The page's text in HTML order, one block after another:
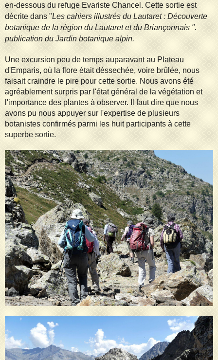
en-dessous du refuge Evariste Chancel. Cette sortie est
décrite dans "Les cahiers illustrés du Lautaret : Découverte
botanique de la région du Lautaret et du Briançonnais ".
publication du Jardin botanique alpin.
Une excursion peu de temps auparavant au Plateau
d'Emparis, où la flore était déssechée, voire brûlée, nous
faisait craindre le pire pour cette sortie. Nous avons été
agréablement surpris par l'état général de la végétation et
l'importance des plantes à observer. Il faut dire que nous
avons pu nous appuyer sur l'expertise de plusieurs
botanistes confirmés parmi les huit participants à cette
superbe sortie.